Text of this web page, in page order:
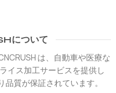
について
は、自動車や医療な
イス加工サービスを提供し
質が保証されています。